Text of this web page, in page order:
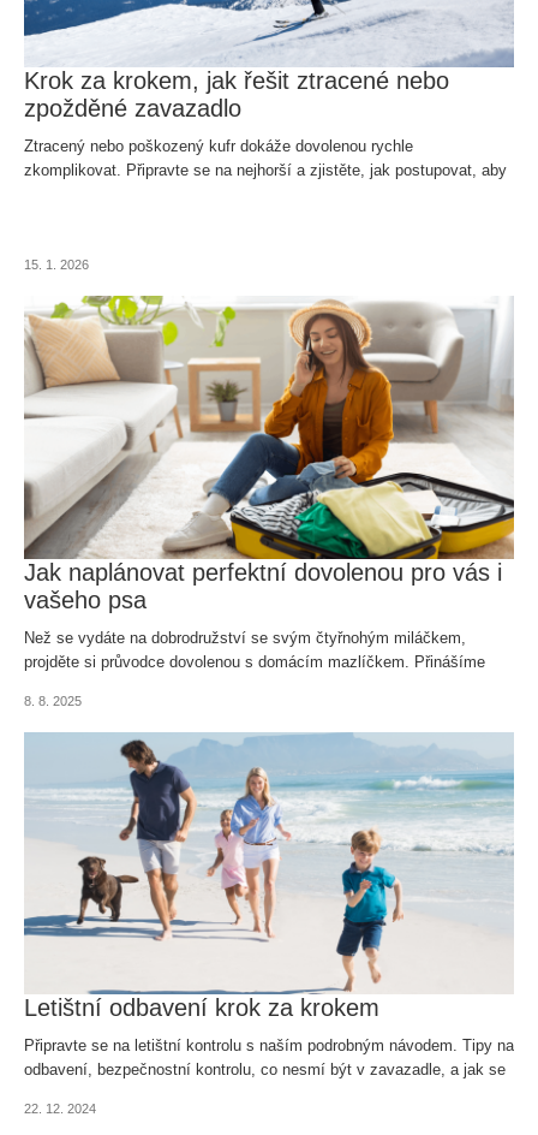
Krok za krokem, jak řešit ztracené nebo
zpožděné zavazadlo
Ztracený nebo poškozený kufr dokáže dovolenou rychle
zkomplikovat. Připravte se na nejhorší a zjistěte, jak postupovat, aby
15. 1. 2026
Jak naplánovat perfektní dovolenou pro vás i
vašeho psa
Než se vydáte na dobrodružství se svým čtyřnohým miláčkem,
projděte si průvodce dovolenou s domácím mazlíčkem. Přinášíme
cestou nezapomenout.
8. 8. 2025
Letištní odbavení krok za krokem
Připravte se na letištní kontrolu s naším podrobným návodem. Tipy na
odbavení, bezpečnostní kontrolu, co nesmí být v zavazadle, a jak se
22. 12. 2024